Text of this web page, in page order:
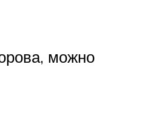
можно